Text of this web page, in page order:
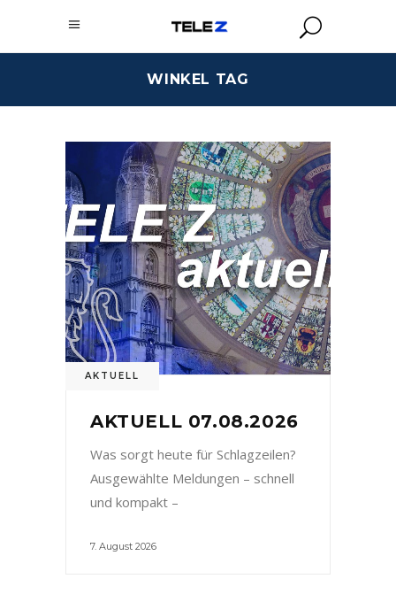
WINKEL TAG
AKTUELL
AKTUELL 07.08.2026
Was sorgt heute für Schlagzeilen?
Ausgewählte Meldungen – schnell
und kompakt –
7. August 2026